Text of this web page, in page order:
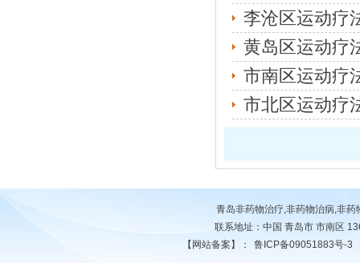
李沧区运动疗
黄岛区运动疗
市南区运动疗
市北区运动疗
青岛非药物治疗,非药物治病,非
联系地址：中国 青岛市 市南区
【网站备案】：
鲁ICP备09051883号-3